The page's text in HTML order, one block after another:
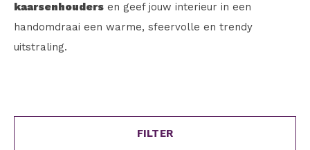
kaarsenhouders en geef jouw interieur in een
handomdraai een warme, sfeervolle en trendy
uitstraling.
FILTER